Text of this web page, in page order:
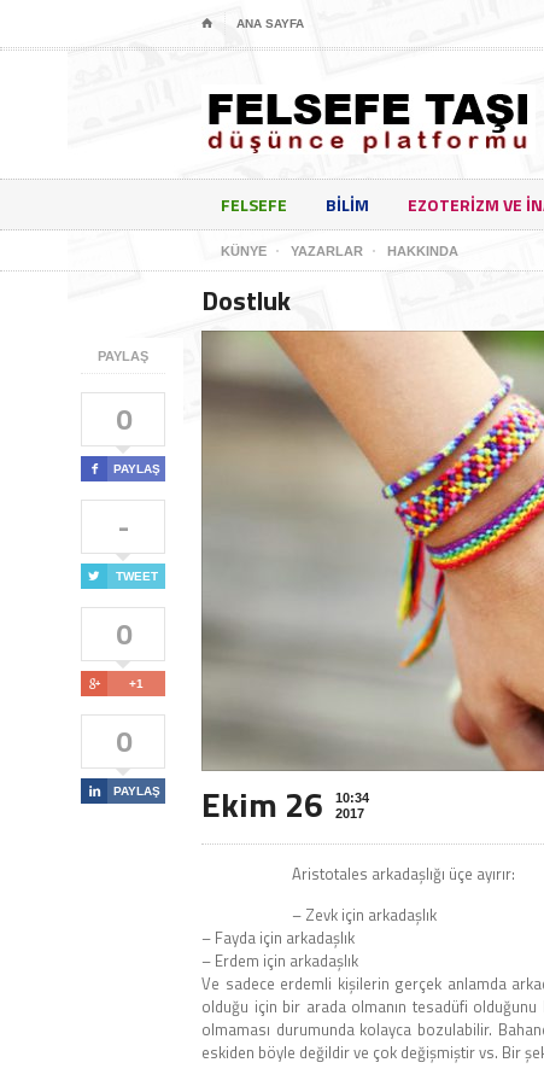
⌂ ANA SAYFA
FELSEFE BILIM EZOTERIZM VE
KÜNYE YAZARLAR HAKKINDA
PAYLAŞ
0
 PAYLAŞ
-
 TWEET
0
 +1
0
 PAYLAŞ
Dostluk
Ekim 26
10:34
2017
Aristotales arkadaşlığı üçe ayırır:
– Zevk için arkadaşlık
– Fayda için arkadaşlık
– Erdem için arkadaşlık
Ve sadece erdemli kişilerin gerçek anlamda
olduğu için bir arada olmanın tesadüfi olduğunu
olmaması durumunda kolayca bozulabilir.
eskiden böyle değildir ve çok değişmiştir vs. Bir